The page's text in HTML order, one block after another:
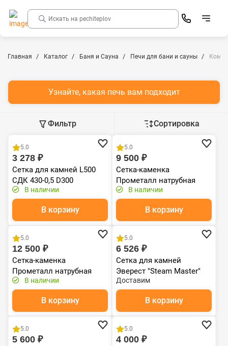
Главная Каталог Баня и Сауна Печи для бани и сауны
Узнайте, какая печь вам подходит
Фильтр Сортировка
Хит продаж
5.0
3 278 ₽
Сетка для камней L500
СДК 430-0,5 D300
В наличии
В корзину
Хит продаж
5.0
9 500 ₽
Сетка-каменка
Прометалл натрубная
нержавейка
В наличии
В корзину
5.0
12 500 ₽
Сетка-каменка
Прометалл натрубная
складная
В наличии
В корзину
5.0
6 526 ₽
Сетка для камней
Эверест "Steam Master"
INOX Ø 300
Доставим
В корзину
5.0
5 600 ₽
5.0
4 000 ₽